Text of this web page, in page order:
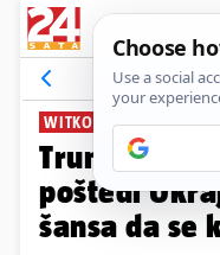
WITKOFF U MOSKVI S
Trump:
poštedi
šansa da se